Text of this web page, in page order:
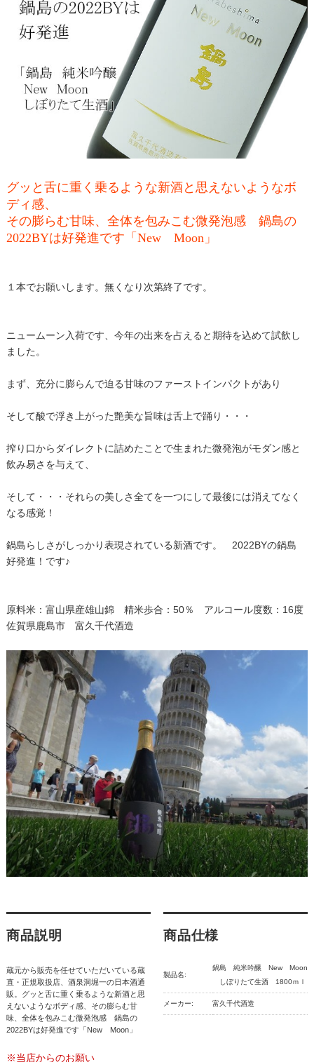
グッと舌に重く乗るような新酒と思えないようなボ
ディ感、
その膨らむ甘味、全体を包みこむ微発泡感 鍋島の
2022BYは好発進です「New Moon」
１本でお願いします。無くなり次第終了です。
ニュームーン入荷です、今年の出来を占えると期待を込めて試飲し
ました。
まず、充分に膨らんで迫る甘味のファーストインパクトがあり
そして酸で浮き上がった艶美な旨味は舌上で踊り・・・
搾り口からダイレクトに詰めたことで生まれた微発泡がモダン感と
飲み易さを与えて、
そして・・・それらの美しさ全てを一つにして最後には消えてなく
なる感覚！
鍋島らしさがしっかり表現されている新酒です。 2022BYの鍋島
好発進！です♪
原料米：富山県産雄山錦 精米歩合：50％ アルコール度数：16度
佐賀県鹿島市 富久千代酒造
商品説明
蔵元から販売を任せていただいている蔵
直・正規取扱店、酒泉洞堀一の日本酒通
販。グッと舌に重く乗るような新酒と思
えないようなボディ感、その膨らむ甘
味、全体を包みこむ微発泡感 鍋島の
2022BYは好発進です「New Moon」
商品仕様
製品名:
鍋島 純米吟醸 New Moon
しぼりたて生酒 1800ｍｌ
メーカー: 富久千代酒造
※当店からのお願い